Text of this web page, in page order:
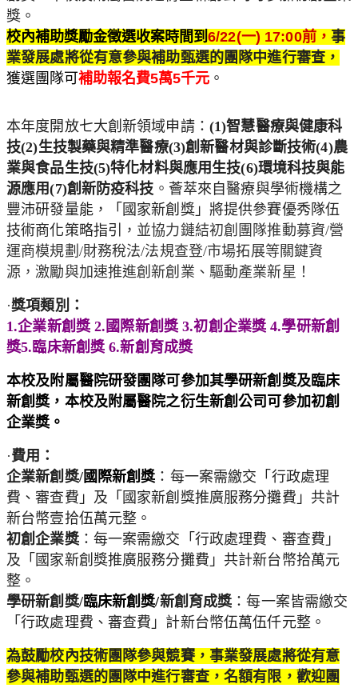
獎。
校內補助獎勵金徵選收案時間到6/22(一) 17:00前，事
業發展處將從有意參與補助甄選的團隊中進行審查，
獲選團隊可 補助報名費5萬5千元 。
本年度開放七大創新領域申請： (1)智慧醫療與健康科
技(2)生技製藥與精準醫療(3)創新醫材與診斷技術(4)農
業與食品生技(5)特化材料與應用生技(6)環境科技與能
源應用(7)創新防疫科技 。 薈萃來自醫療與學術機構之
豐沛研發量能，「國家新創獎」 將提供參賽優秀隊伍
技術商化策略指引
， 並協力鏈結初創團隊推動募資/營
運商模規劃/財務稅法/法規查登/市場拓展等關鍵資
源，激勵與加速推進創新創業、驅動產業新星！
·獎項類別：
1.企業新創獎 2.國際新創獎 3.初創企業獎 4.學研新創
獎5.臨床新創獎 6.新創育成獎
本校及附屬醫院研發團隊可參加其學研新創獎及臨床
新創獎， 本校及附屬醫院之衍生新創公司可參加初創
企業獎。
·費用：
企業新創獎/國際新創獎 ：每一案需繳交「行政處理
費、審查費」 及「國家新創獎推廣服務分攤費」共計
新台幣壹拾伍萬元整。
初創企業獎：每一案需繳交「行政處理費、審查費」
及「 國家新創獎推廣服務分攤費」共計新台幣拾萬元
整。
學研新創獎/臨床新創獎/新創育成獎 ：每一案皆需繳交
「行政處理費、審查費」計新台幣伍萬伍仟元整。
為鼓勵校內技術團隊參與競賽， 事業發展處將從有意
參與補助甄選的團隊中進行審查， 名額有限， 歡迎團